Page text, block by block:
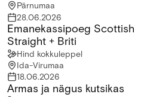
Pärnumaa
28.06.2026
+ Briti
Emanekassipoeg Scottish
Straight + Briti
Hind kokkuleppel
Ida-Virumaa
18.06.2026
Armas ja nägus kutsikas